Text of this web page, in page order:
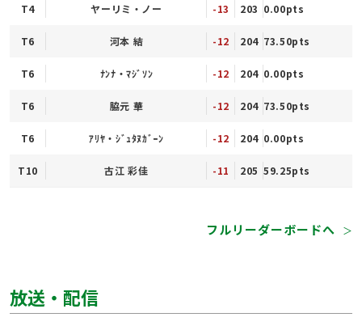
T4 ヤーリミ・ノー -13 203 0.00pts
T6 河本 結 -12 204 73.50pts
T6 ﾅﾝﾅ・ﾏｼﾞｿﾝ -12 204 0.00pts
T6 脇元 華 -12 204 73.50pts
T6 ｱﾘﾔ・ｼﾞｭﾀﾇｶﾞｰﾝ -12 204 0.00pts
T10 古江 彩佳 -11 205 59.25pts
フルリーダーボードへ ＞
放送・配信